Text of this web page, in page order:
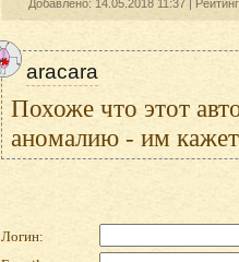
Добавлено: 14.05.2018 11:37 |
aracara
Похоже что этот
аномалию - им
Логин: